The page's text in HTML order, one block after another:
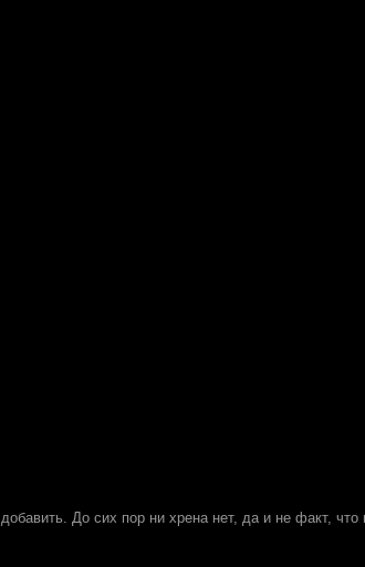
До сих пор ни хрена нет, да и не факт, что